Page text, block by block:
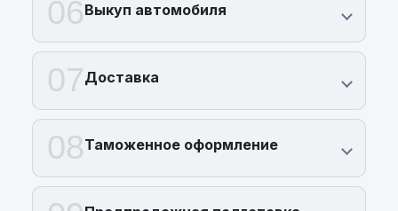
06Выкуп автомобиля
07Доставка
08Таможенное оформление